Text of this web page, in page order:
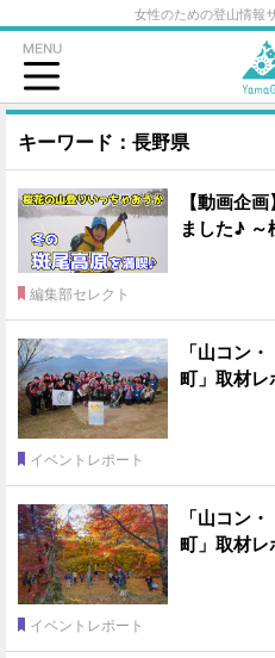
女性のための登山情報
キーワード：長野県
【動画企
ました♪
編集部セレクト
「山コン
町」取材レ
イベントレポート
「山コン
町」取材レ
イベントレポート